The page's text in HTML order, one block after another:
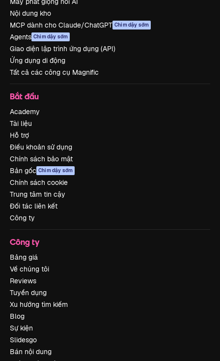
Nội dung kho
MCP dành cho Claude/ChatGPT Chim dậy sớm
Agents Chim dậy sớm
Giao diện lập trình ứng dụng (API)
Ứng dụng di động
Tất cả các công cụ Magnific
Bắt đầu
Academy
Tài liệu
Hỗ trợ
Điều khoản sử dụng
Chính sách bảo mật
Bản gốc Chim dậy sớm
Chính sách cookie
Trung tâm tin cậy
Đối tác liên kết
Công ty
Công ty
Bảng giá
Về chúng tôi
Reviews
Tuyển dụng
Xu hướng tìm kiếm
Blog
Sự kiện
Slidesgo
Bán nội dung